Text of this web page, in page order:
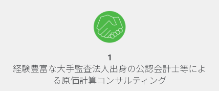
1
経験豊富な大手監査法人出身の公認会計士等によ
る原価計算コンサルティング